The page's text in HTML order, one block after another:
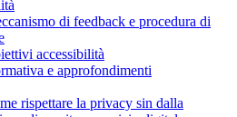
di feedback e procedura di
accessibilità
e approfondimenti
rispettare la privacy sin dalla